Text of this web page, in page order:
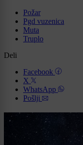
Požar
Pgd vuzenica
Muta
Truplo
Deli
Facebook
X
WhatsApp
Pošlji